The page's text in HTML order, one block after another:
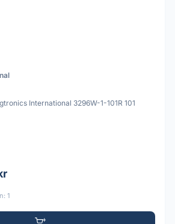
International 3296W-1-101R 101
1